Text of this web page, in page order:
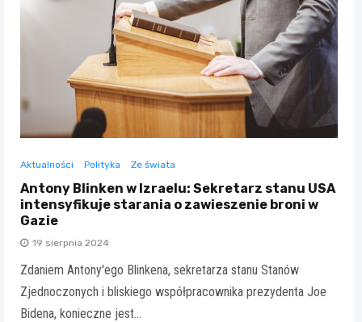
Aktualności Polityka Ze świata
Antony Blinken w Izraelu: Sekretarz stanu USA
intensyfikuje starania o zawieszenie broni w
Gazie
19 sierpnia 2024
Zdaniem Antony'ego Blinkena, sekretarza stanu Stanów
Zjednoczonych i bliskiego współpracownika prezydenta Joe
Bidena, konieczne jest…